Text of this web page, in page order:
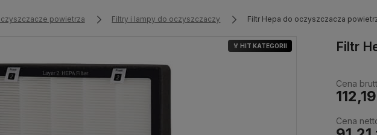
powietrza Filtry i lampy do oczyszczaczy Filtr Hepa do oczyszczacza
🏅 HIT KATEGORII Filtr
Cena
Cena